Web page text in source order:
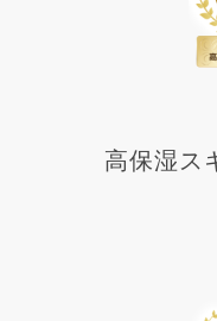
高保湿ス